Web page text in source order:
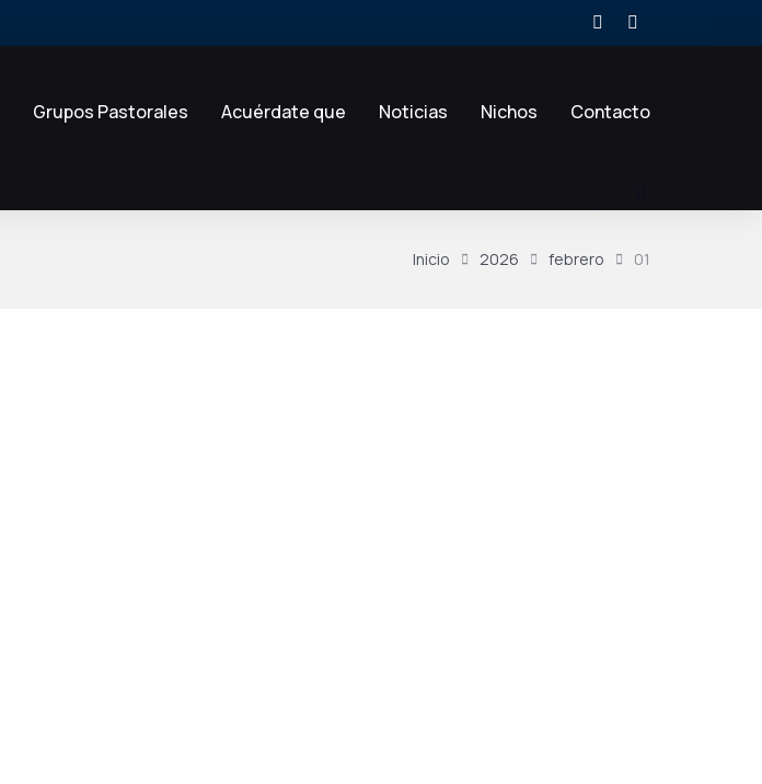
Grupos Pastorales Acuérdate que Noticias Nichos Contacto
Inicio 2026 febrero 01